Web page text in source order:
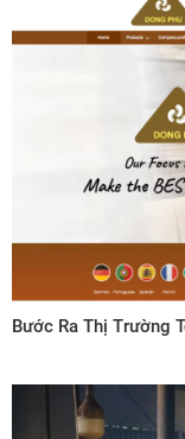
Bước Ra Thị Trường